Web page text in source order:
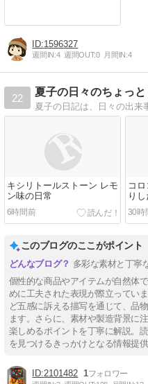
1596327
週間IN:4 週間OUT:0 月間IN:4
22
夏子の日々のちょっ
キシリトールストーン レモ
ン味の日常
6時間前
コ
りし
30時
このブログのここがポイント
多彩な素材と丁寧
個性的な商品やアイテムが自然体
めに工夫された表現が際立ってい
ど五感に訴える描写を通じて、品
ます。さらに、素材や製造背景に
楽しめるポイントを丁寧に解説。
を見つけるきっかけとなる情報提
2101482 1